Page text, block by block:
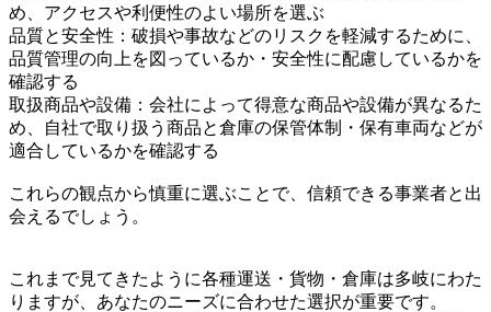
め、アクセスや利便性のよい場所を選ぶ
品質と安全性：破損や事故などのリスクを軽減するために、
品質管理の向上を図っているか・安全性に配慮しているかを
確認する
取扱商品や設備：会社によって得意な商品や設備が異なるた
め、自社で取り扱う商品と倉庫の保管体制・保有車両などが
適合しているかを確認する
これらの観点から慎重に選ぶことで、信頼できる事業者と出
会えるでしょう。
これまで見てきたように各種運送・貨物・倉庫は多岐にわた
りますが、あなたのニーズに合わせた選択が重要です。